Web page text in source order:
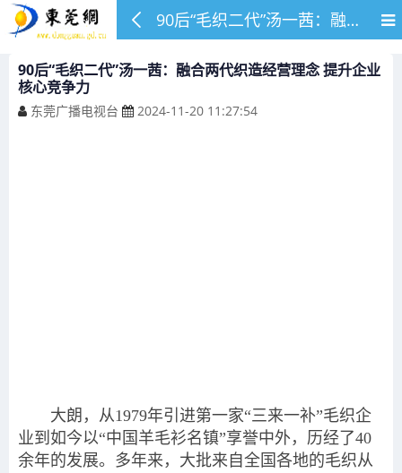
90后“毛织二代”汤一茜：融合两代织造经营理念 提升企业核心竞争力
90后“毛织二代”汤一茜：融合两代织造经营理念 提升企业
核心竞争力
东莞广播电视台 2024-11-20 11:27:54
大朗，从1979年引进第一家“三来一补”毛织企
业到如今以“中国羊毛衫名镇”享誉中外，历经了40
余年的发展。多年来，大批来自全国各地的毛织从